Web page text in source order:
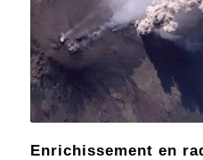
Enrichissement en